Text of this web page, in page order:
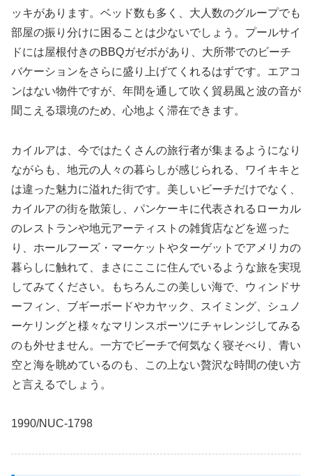
ッキがあります。ベッド数も多く、大人数のグループでも
部屋の振り分けに困ることは少ないでしょう。プールサイ
ドには屋根付きのBBQガゼボがあり、大所帯でのビーチ
バケーションをさらに盛り上げてくれるはずです。エアコ
ンはない物件ですが、年間を通して吹く貿易風と波の音が
聞こえる環境のため、心地よく滞在できます。
カイルアは、今ではたくさんの旅行者が集まるようになり
ながらも、地元の人々の暮らしが感じられる、ワイキキと
は違った魅力に溢れた街です。美しいビーチだけでなく、
カイルアの街を散策し、パンケーキに代表されるローカル
のレストランや地元アーティストの雑貨店などを巡った
り、ホールフーズ・マーケットやターゲットでアメリカの
暮らしに触れて、まさにここに住んでいるような旅を実現
してみてください。もちろんこの美しい海で、ウィンドサ
ーフィン、ブギーボードやカヤック、スイミング、シュノ
ーケリングと様々なマリンスポーツにチャレンジしてみる
のも外せません。一方でビーチで何気なく寝そべり、青い
空と海を眺めているのも、この上ない贅沢な時間の使い方
と言えるでしょう。
1990/NUC-1798